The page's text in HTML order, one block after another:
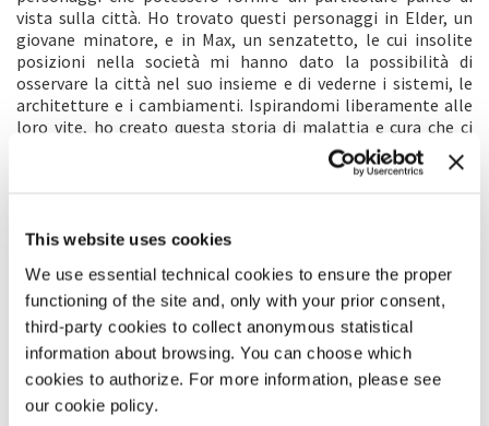
This website uses cookies
We use essential technical cookies to ensure the proper
functioning of the site and, only with your prior consent,
third-party cookies to collect anonymous statistical
information about browsing. You can choose which
cookies to authorize. For more information, please see
our cookie policy.
vista sulla città. Ho trovato questi personaggi in Elder, un
giovane minatore, e in Max, un senzatetto, le cui insolite
posizioni nella società mi hanno dato la possibilità di
osservare la città nel suo insieme e di vederne i sistemi, le
architetture e i cambiamenti. Ispirandomi liberamente alle
loro vite, ho creato questa storia di malattia e cura che ci
porta nel cuore del tessuto sociale della città, rivelando le
Mendez Arcos #819 Sopocachi
0000 – La Paz, Bolivia
Tel. +591 60628428
Mob. +591 67171720
socavon@socavon.org
http://www.socavon.org
PRODUZIONE 2: Alexa Rivero – Altamar Films